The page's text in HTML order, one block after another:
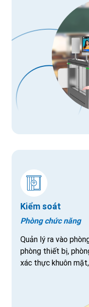
Kiểm soát
Phòng chức năng
Quản lý ra vào
phòng thiết bị,
xác thực khuôn